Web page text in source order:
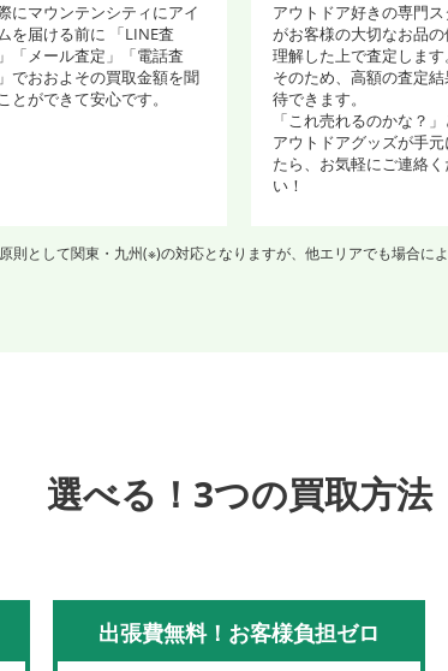
にマウンテンシティにアイ
を届ける前に 「LINE査
「メール査定」「電話査
でおおよその買取金額を聞
とができて安心です。
アウトドア好きの専門ス
がお客様の大切なお品の
理解した上で査定します。
そのため、高額の査定結
待できます。
「これ売れるのかな？」
アウトドアグッズが手元
たら、お気軽にご連絡く
い！
則として関東・九州(※)の対応となりますが、他エリアでも場合に
選べる！3つの買取方法
出張費無料！お客様負担ゼロ